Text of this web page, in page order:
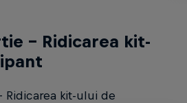
- Ridicarea kit-
kit-ului de